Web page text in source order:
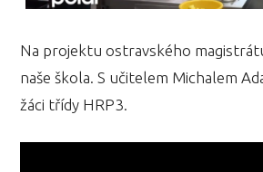
Na projektu ostravského
naše škola. S učitelem Michalem
žáci třídy HRP3.